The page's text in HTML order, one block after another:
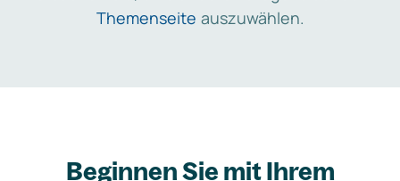
Themenseite auszuwählen.
Beginnen Sie mit Ihrem